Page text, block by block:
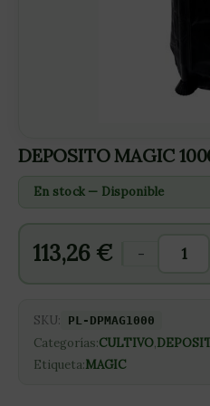
DEPOSITO MAGIC
En stock — Disponible
113,26 € -
SKU: PL-DPMAG1000
Categorías:CULTIVO,
Etiqueta:MAGIC